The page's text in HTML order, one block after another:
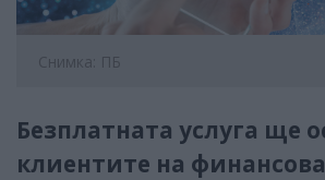
Снимка: ПБ
Безплатната услуга ще
клиентите на